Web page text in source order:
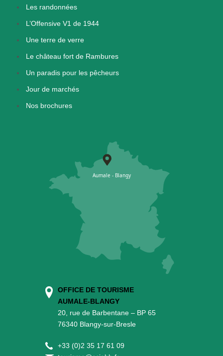
Les randonnées
L’Offensive V1 de 1944
Une terre de verre
Le château fort de Rambures
Un paradis pour les pêcheurs
Jour de marchés
Nos brochures
OFFICE DE TOURISME
AUMALE-BLANGY
20, rue de Barbentane – BP 65
76340 Blangy-sur-Bresle
+33 (0)2 35 17 61 09